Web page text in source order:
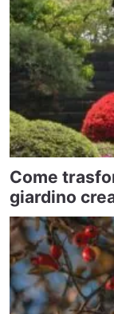
Come
giardino